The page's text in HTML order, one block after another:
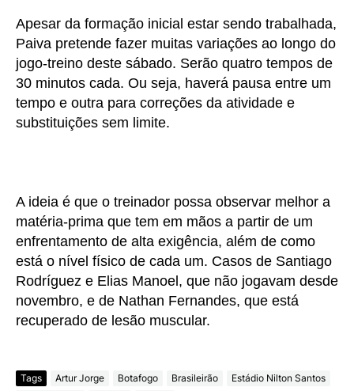
Apesar da formação inicial estar sendo trabalhada,
Paiva pretende fazer muitas variações ao longo do
jogo-treino deste sábado. Serão quatro tempos de
30 minutos cada. Ou seja, haverá pausa entre um
tempo e outra para correções da atividade e
substituições sem limite.
A ideia é que o treinador possa observar melhor a
matéria-prima que tem em mãos a partir de um
enfrentamento de alta exigência, além de como
está o nível físico de cada um. Casos de Santiago
Rodríguez e Elias Manoel, que não jogavam desde
novembro, e de Nathan Fernandes, que está
recuperado de lesão muscular.
Tags Artur Jorge Botafogo Brasileirão
Estádio Nilton Santos